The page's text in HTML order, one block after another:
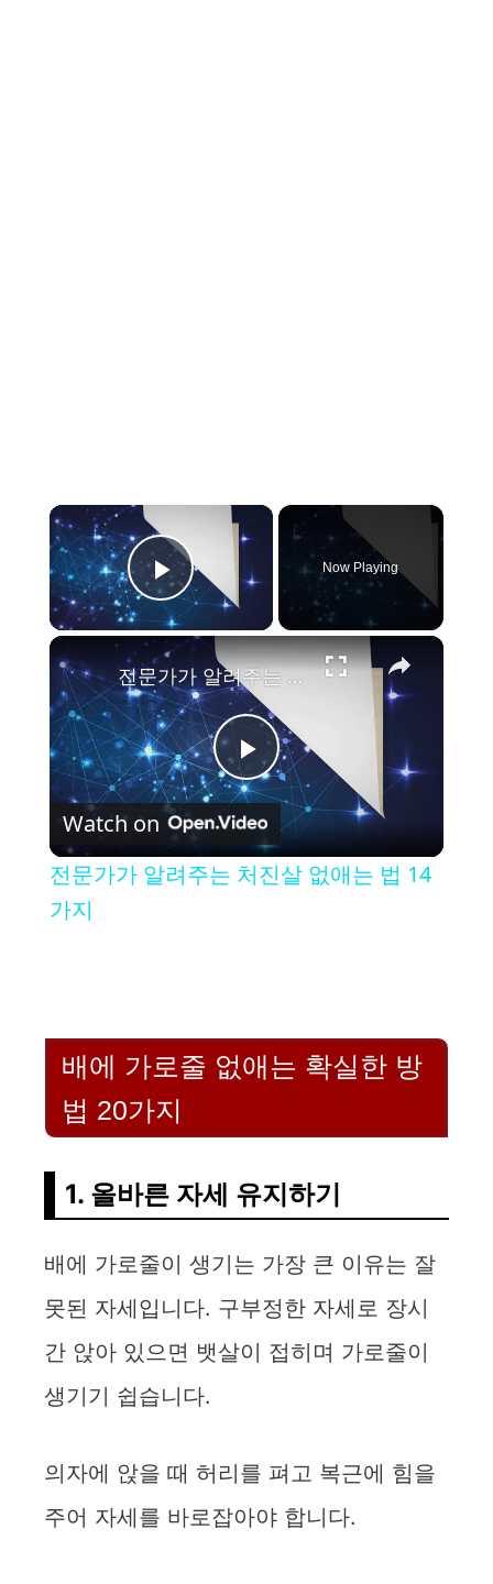
×
Play Video
Now Playing
×
P
l
V
d
o
전문가가 알려주는 처진살 없애는 법 14가지
Watch on
전문가가 알려주는 처진살 없애는 법 14
가지
배에 가로줄 없애는 확실한 방
법 20가지
1. 올바른 자세 유지하기
배에 가로줄이 생기는 가장 큰 이유는 잘
못된 자세입니다. 구부정한 자세로 장시
간 앉아 있으면 뱃살이 접히며 가로줄이
생기기 쉽습니다.
의자에 앉을 때 허리를 펴고 복근에 힘을
주어 자세를 바로잡아야 합니다.